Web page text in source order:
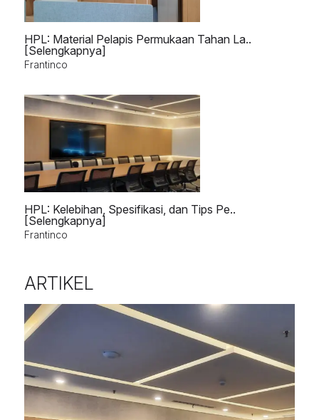
HPL: Material Pelapis Permukaan Tahan La..
[Selengkapnya]
Frantinco
HPL: Kelebihan, Spesifikasi, dan Tips Pe..
[Selengkapnya]
Frantinco
ARTIKEL